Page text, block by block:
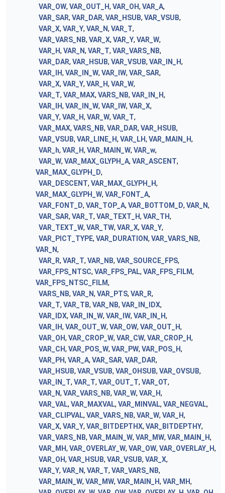
VAR_OW, VAR_OUT_H, VAR_OH, VAR_A,
VAR_SAR, VAR_DAR, VAR_HSUB, VAR_VSUB,
VAR_X, VAR_Y, VAR_N, VAR_T,
VAR_VARS_NB, VAR_X, VAR_Y, VAR_W,
VAR_H, VAR_N, VAR_T, VAR_VARS_NB,
VAR_DAR, VAR_HSUB, VAR_VSUB, VAR_IN_H,
VAR_IH, VAR_IN_W, VAR_IW, VAR_SAR,
VAR_X, VAR_Y, VAR_H, VAR_W,
VAR_T, VAR_MAX, VARS_NB, VAR_IN_H,
VAR_IH, VAR_IN_W, VAR_IW, VAR_X,
VAR_Y, VAR_H, VAR_W, VAR_T,
VAR_MAX, VARS_NB, VAR_DAR, VAR_HSUB,
VAR_VSUB, VAR_LINE_H, VAR_LH, VAR_MAIN_H,
VAR_h, VAR_H, VAR_MAIN_W, VAR_w,
VAR_W, VAR_MAX_GLYPH_A, VAR_ASCENT,
VAR_MAX_GLYPH_D,
VAR_DESCENT, VAR_MAX_GLYPH_H,
VAR_MAX_GLYPH_W, VAR_FONT_A,
VAR_FONT_D, VAR_TOP_A, VAR_BOTTOM_D, VAR_N,
VAR_SAR, VAR_T, VAR_TEXT_H, VAR_TH,
VAR_TEXT_W, VAR_TW, VAR_X, VAR_Y,
VAR_PICT_TYPE, VAR_DURATION, VAR_VARS_NB,
VAR_N,
VAR_R, VAR_T, VAR_NB, VAR_SOURCE_FPS,
VAR_FPS_NTSC, VAR_FPS_PAL, VAR_FPS_FILM,
VAR_FPS_NTSC_FILM,
VARS_NB, VAR_N, VAR_PTS, VAR_R,
VAR_T, VAR_TB, VAR_NB, VAR_IN_IDX,
VAR_IDX, VAR_IN_W, VAR_IW, VAR_IN_H,
VAR_IH, VAR_OUT_W, VAR_OW, VAR_OUT_H,
VAR_OH, VAR_CROP_W, VAR_CW, VAR_CROP_H,
VAR_CH, VAR_POS_W, VAR_PW, VAR_POS_H,
VAR_PH, VAR_A, VAR_SAR, VAR_DAR,
VAR_HSUB, VAR_VSUB, VAR_OHSUB, VAR_OVSUB,
VAR_IN_T, VAR_T, VAR_OUT_T, VAR_OT,
VAR_N, VAR_VARS_NB, VAR_W, VAR_H,
VAR_VAL, VAR_MAXVAL, VAR_MINVAL, VAR_NEGVAL,
VAR_CLIPVAL, VAR_VARS_NB, VAR_W, VAR_H,
VAR_X, VAR_Y, VAR_BITDEPTHX, VAR_BITDEPTHY,
VAR_VARS_NB, VAR_MAIN_W, VAR_MW, VAR_MAIN_H,
VAR_MH, VAR_OVERLAY_W, VAR_OW, VAR_OVERLAY_H,
VAR_OH, VAR_HSUB, VAR_VSUB, VAR_X,
VAR_Y, VAR_N, VAR_T, VAR_VARS_NB,
VAR_MAIN_W, VAR_MW, VAR_MAIN_H, VAR_MH,